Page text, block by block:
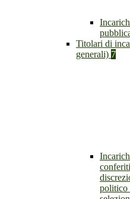
Titolari di
generali) 7
politico